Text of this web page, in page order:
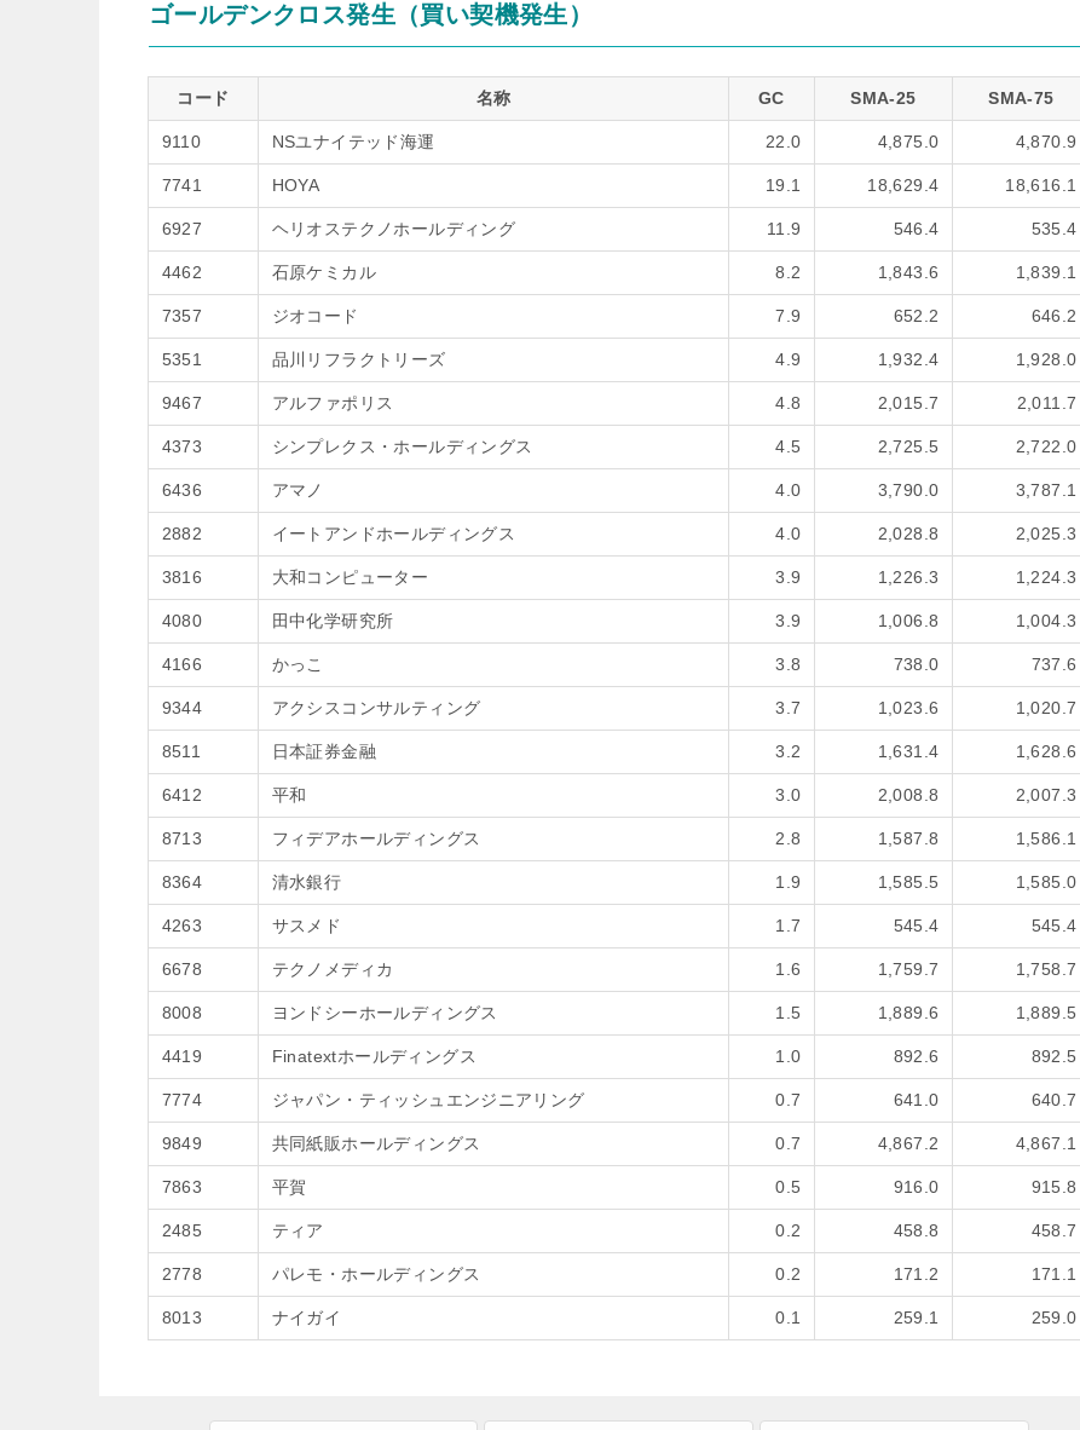
ゴールデンクロス発生（買い契機発生）
コード 名称 GC SMA-25 SMA-75
9110 NSユナイテッド海運 22.0 4,875.0 4,870.9
7741 HOYA 19.1 18,629.4 18,616.1
6927 ヘリオステクノホールディング 11.9 546.4 535.4
4462 石原ケミカル 8.2 1,843.6 1,839.1
7357 ジオコード 7.9 652.2 646.2
5351 品川リフラクトリーズ 4.9 1,932.4 1,928.0
9467 アルファポリス 4.8 2,015.7 2,011.7
4373 シンプレクス・ホールディングス 4.5 2,725.5 2,722.0
6436 アマノ 4.0 3,790.0 3,787.1
2882 イートアンドホールディングス 4.0 2,028.8 2,025.3
3816 大和コンピューター 3.9 1,226.3 1,224.3
4080 田中化学研究所 3.9 1,006.8 1,004.3
4166 かっこ 3.8 738.0 737.6
9344 アクシスコンサルティング 3.7 1,023.6 1,020.7
8511 日本証券金融 3.2 1,631.4 1,628.6
6412 平和 3.0 2,008.8 2,007.3
8713 フィデアホールディングス 2.8 1,587.8 1,586.1
8364 清水銀行 1.9 1,585.5 1,585.0
4263 サスメド 1.7 545.4 545.4
6678 テクノメディカ 1.6 1,759.7 1,758.7
8008 ヨンドシーホールディングス 1.5 1,889.6 1,889.5
4419 Finatextホールディングス 1.0 892.6 892.5
7774 ジャパン・ティッシュエンジニアリング 0.7 641.0 640.7
9849 共同紙販ホールディングス 0.7 4,867.2 4,867.1
7863 平賀 0.5 916.0 915.8
2485 ティア 0.2 458.8 458.7
2778 パレモ・ホールディングス 0.2 171.2 171.1
8013 ナイガイ 0.1 259.1 259.0